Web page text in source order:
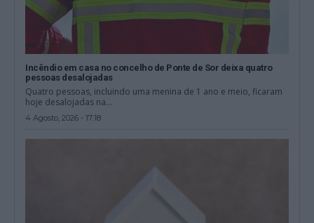
Incêndio em casa no concelho de Ponte de Sor deixa quatro
pessoas desalojadas
Quatro pessoas, incluindo uma menina de 1 ano e meio, ficaram
hoje desalojadas na...
4 Agosto, 2026 - 17:18